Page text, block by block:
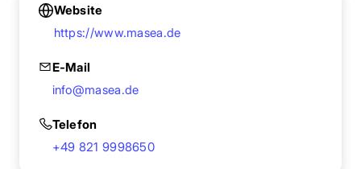
Website
https://www.masea.de
E-Mail
info@masea.de
Telefon
+49 821 9998650